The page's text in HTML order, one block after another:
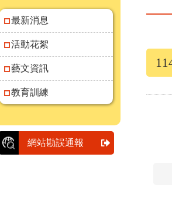
最新消息
活動花絮
藝文資訊
教育訓練
網站勘誤通報